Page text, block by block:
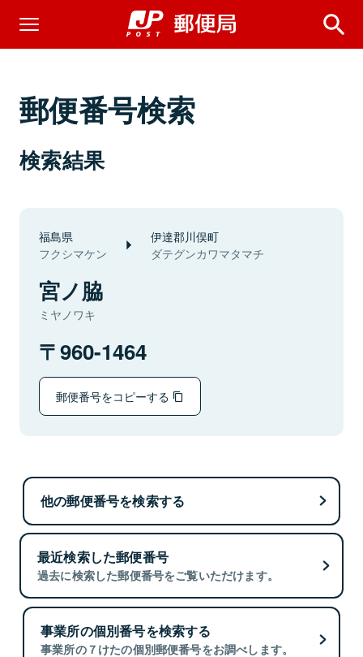
郵便番号検索
検索結果
福島県
フクシマケン
伊達郡川俣町
ダテグンカワマタマチ
宮ノ脇
ミヤノワキ
960-1464
郵便番号をコピーする
他の郵便番号を検索する
最近検索した郵便番号
過去に検索した郵便番号をご覧いただけます。
事業所の個別番号を検索する
事業所の７けたの個別郵便番号をお調べします。